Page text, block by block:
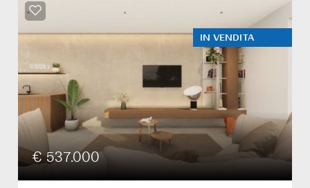
IN VENDITA
€ 537.000